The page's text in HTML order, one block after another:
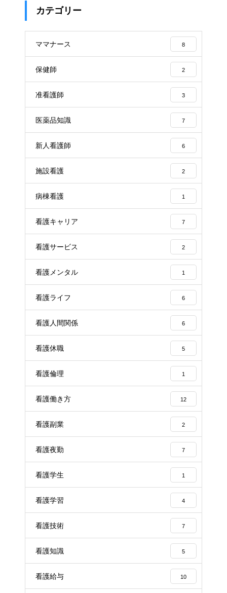
カテゴリー
ママナース 8
保健師 2
准看護師 3
医薬品知識 7
新人看護師 6
施設看護 2
病棟看護 1
看護キャリア 7
看護サービス 2
看護メンタル 1
看護ライフ 6
看護人間関係 6
看護休職 5
看護倫理 1
看護働き方 12
看護副業 2
看護夜勤 7
看護学生 1
看護学習 4
看護技術 7
看護知識 5
看護給与 10